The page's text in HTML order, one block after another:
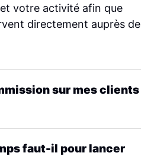
votre activité afin que
directement auprès de
sur mes clients
faut-il pour lancer